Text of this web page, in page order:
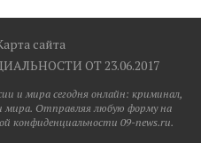
сайта
ОТ 23.06.2017
и мира сегодня онлайн: криминал,
мира. Отправляя любую форму на
конфиденциальности 09-news.ru.